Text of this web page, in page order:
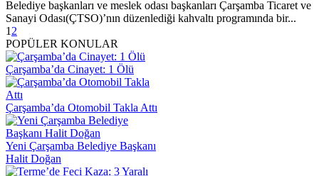
Belediye başkanları ve meslek odası başkanları Çarşamba Ticaret ve
Sanayi Odası(ÇTSO)’nın düzenlediği kahvaltı programında bir...
1 2
POPÜLER KONULAR
1 Ölü
Takla Attı
Başkanı